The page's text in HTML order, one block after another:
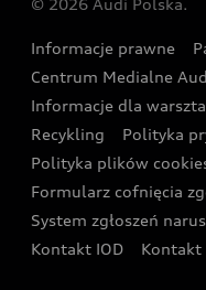
Wyszukaj najbliższego
Oferta dla
Oferta dla klientów
Kalkulator rat
Ubezpieczenie
Zasięg
Gwarancja
Akcje serwisowe Audi
Katalog online
Audi i Muzeum Sztuki
Audi driving
Audi quattro Cup
Audi i Puchar Świata
Zakopanem
© 2026 Audi Polska.
Informacje prawne
Centrum Medialne
Informacje dla
Recykling
Polityka
Polityka plików
Formularz cofnięcia
System zgłoszeń
Kontakt IOD
Kontakt